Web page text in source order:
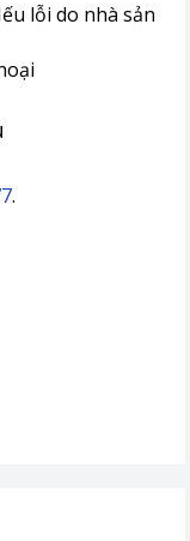
lỗi do nhà sản
.